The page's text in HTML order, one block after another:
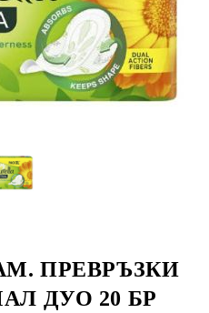
ПРЕВРЪЗКИ
ДУО 20 БР